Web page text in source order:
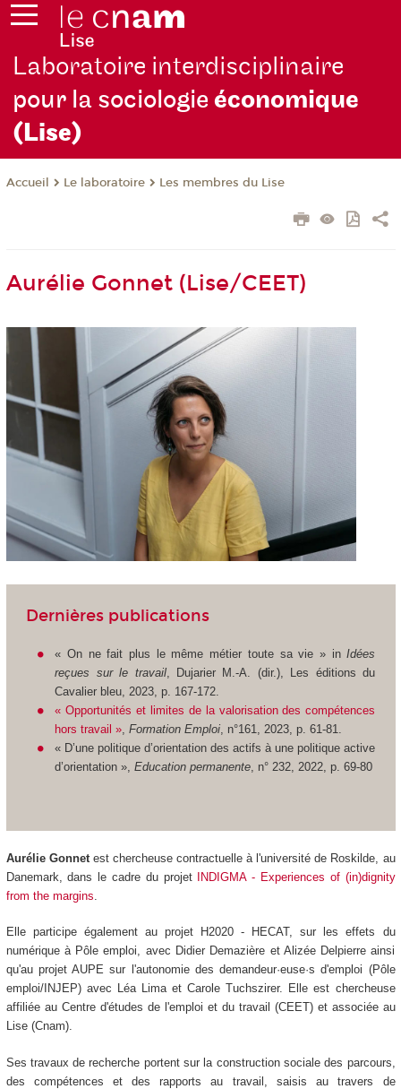
Laboratoire interdisciplinaire
pour la sociologieéconomique
(Lise)
Accueil Le laboratoire Les membres du Lise
Aurélie Gonnet (Lise/CEET)
Dernières publications
« On ne fait plus le même métier toute sa vie » inIdées
reçues sur le travail, Dujarier M.-A. (dir.), Les éditions du
Cavalier bleu, 2023, p. 167-172.
« Opportunités et limites de la valorisation des compétences
hors travail »,Formation Emploi, n°161, 2023, p. 61-81.
« D’une politique d’orientation des actifs à une politique active
d’orientation »,Education permanente, n° 232, 2022, p. 69-80
Aurélie Gonnet est chercheuse contractuelle à l'université de Roskilde, au
Danemark, dans le cadre du projet INDIGMA - Experiences of (in)dignity
from the margins
Elle participe également au projet H2020 - HECAT, sur les effets du
numérique à Pôle emploi, avec Didier Demazière et Alizée Delpierre ainsi
qu'au projet AUPE sur l'autonomie des demandeur·euse·s d'emploi (Pôle
emploi/INJEP) avec Léa Lima et Carole Tuchszirer. Elle est chercheuse
affiliée au Centre d'études de l'emploi et du travail (CEET) et associée au
Lise (Cnam).
Ses travaux de recherche portent sur la construction sociale des parcours,
des compétences et des rapports au travail, saisis au travers de